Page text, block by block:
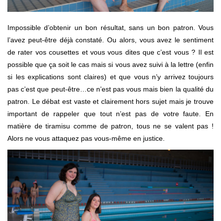
Impossible d’obtenir un bon résultat, sans un bon patron. Vous
l’avez peut-être déjà constaté. Ou alors, vous avez le sentiment
de rater vos cousettes et vous vous dites que c’est vous ? Il est
possible que ça soit le cas mais si vous avez suivi à la lettre (enfin
si les explications sont claires) et que vous n’y arrivez toujours
pas c’est que peut-être…ce n’est pas vous mais bien la qualité du
patron. Le débat est vaste et clairement hors sujet mais je trouve
important de rappeler que tout n’est pas de votre faute. En
matière de tiramisu comme de patron, tous ne se valent pas !
Alors ne vous attaquez pas vous-même en justice.